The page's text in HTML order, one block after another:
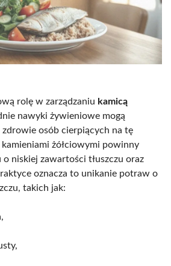
rolę w zarządzaniu kamicą
nawyki żywieniowe mogą
zdrowie osób cierpiących na tę
żółciowymi powinny
o niskiej zawartości tłuszczu oraz
oznacza to unikanie potraw o
takich jak: